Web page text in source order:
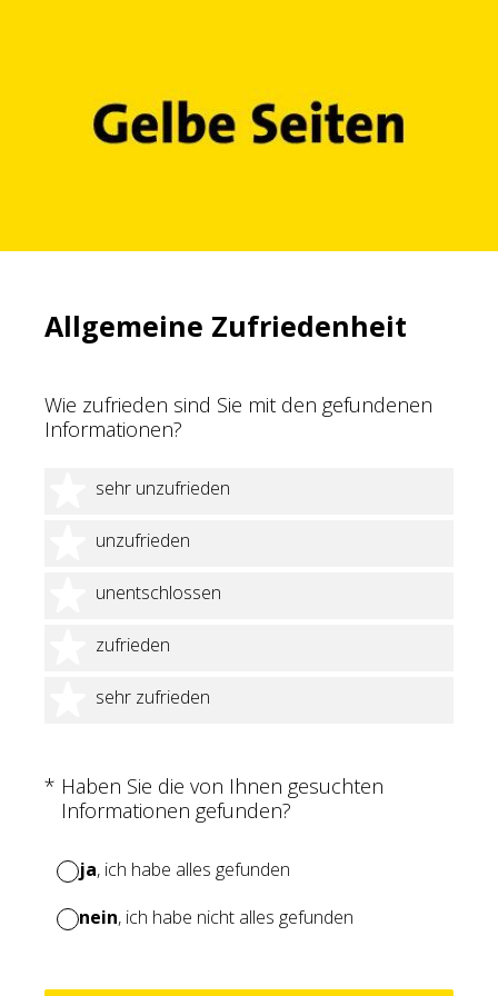
Allgemeine Zufriedenheit
Wie zufrieden sind Sie mit den gefundenen
Informationen?
sehr unzufrieden
1 Stern
unzufrieden
2 Sterne
unentschlossen
3 Sterne
zufrieden
4 Sterne
sehr zufrieden
5 Sterne
* Haben Sie die von Ihnen gesuchten
Informationen gefunden?
(Erforderlich.)
ja, ich habe alles gefunden
nein, ich habe nicht alles gefunden